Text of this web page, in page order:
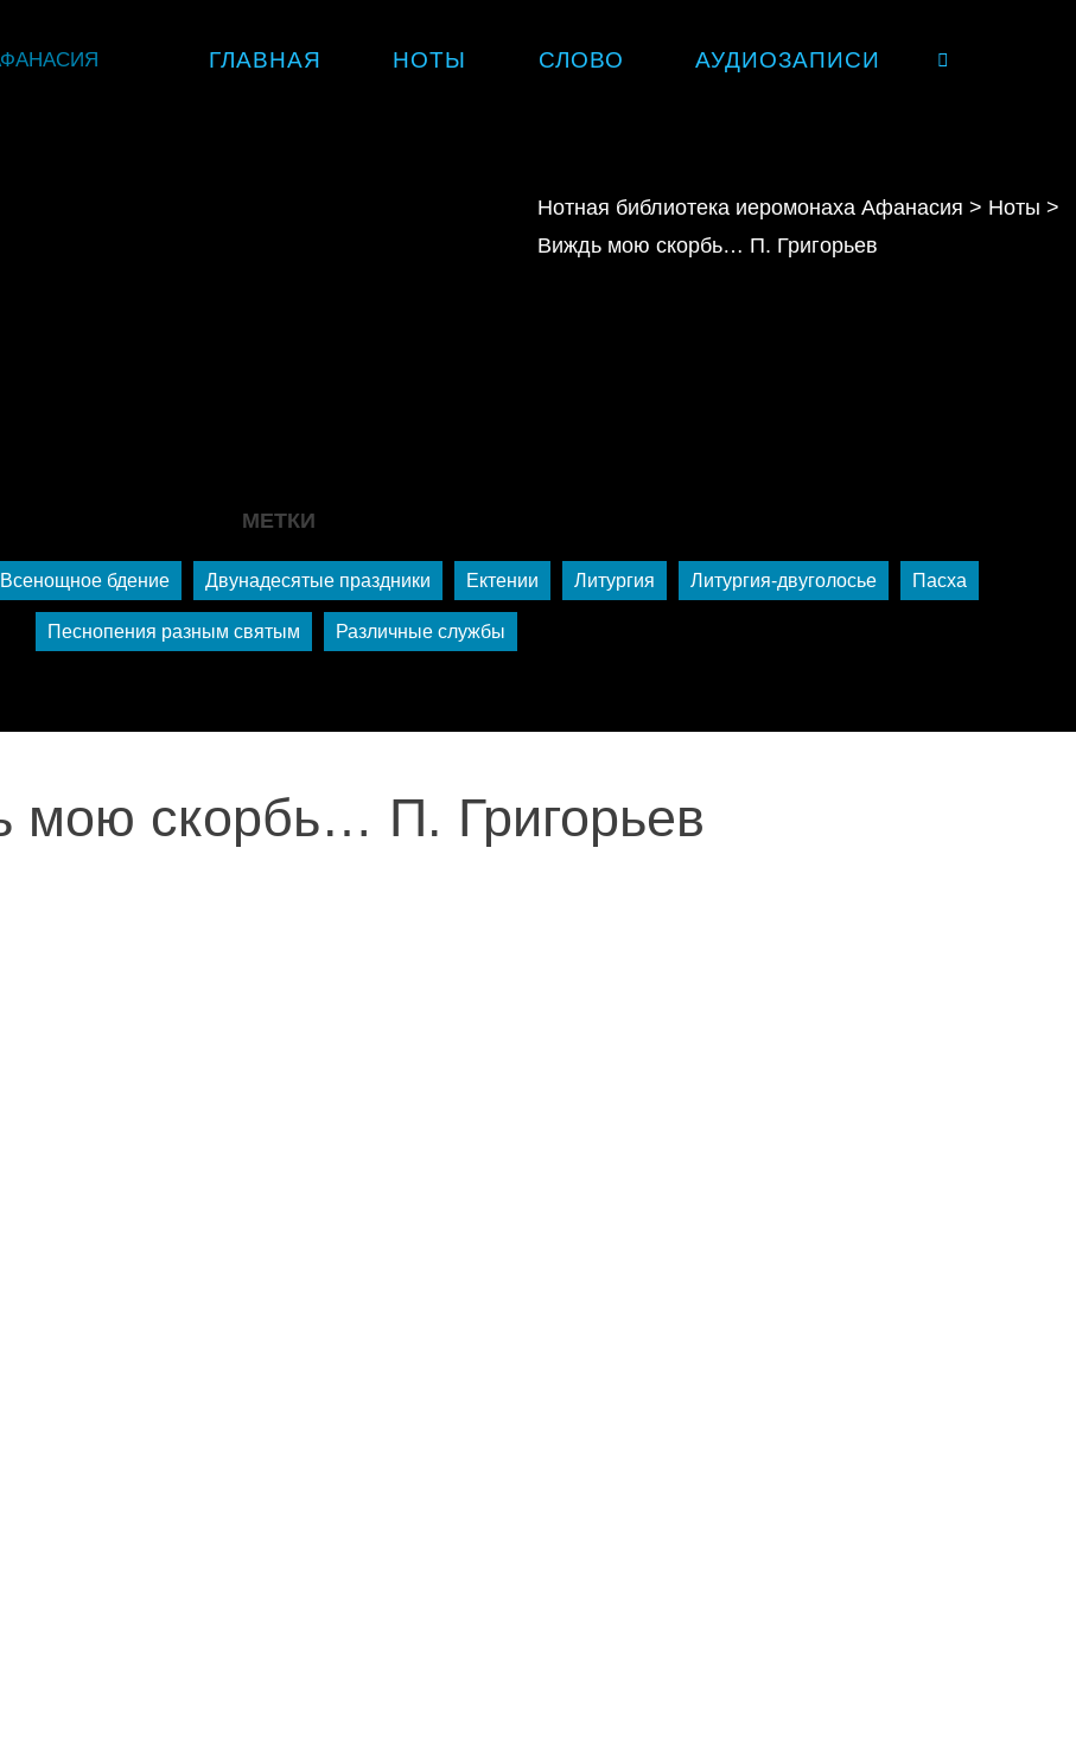
ГЛАВНАЯ НОТЫ СЛОВО АУДИОЗАПИСИ
Нотная библиотека иеромонаха Афанасия > Ноты >
Виждь мою скорбь… П. Григорьев
МЕТКИ
Всенощное бдение Двунадесятые праздники Ектении Литургия Литургия-двуголосье Пасха
Песнопения разным святым Различные службы
мою скорбь… П. Григорьев